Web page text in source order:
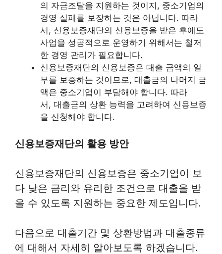
의 자금조달을 지원하는 것이지, 중소기업의
경영 실패를 보장하는 것은 아닙니다. 따라
서, 신용보증재단의 신용보증을 받은 후에도
사업을 성공적으로 운영하기 위해서는 철저
한 경영 관리가 필요합니다.
신용보증재단의 신용보증은 대출 금액의 일
부를 보증하는 것이므로, 대출금의 나머지 금
액은 중소기업이 부담해야 합니다. 따라
서, 대출금의 상환 능력을 고려하여 신용보증
을 신청해야 합니다.
신용보증재단의 활용 방안
신용보증재단의 신용보증은 중소기업이 보
다 낮은 금리와 유리한 조건으로 대출을 받
을 수 있도록 지원하는 중요한 제도입니다.
다음으로 대출기간 및 상환방법과 대출종류
에 대해서 자세히 알아보도록 하겠습니다.